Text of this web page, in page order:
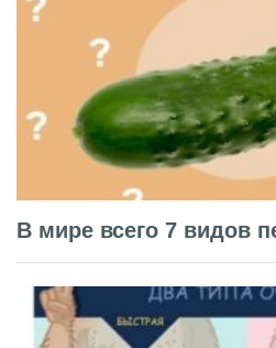
В мире всего 7 видов